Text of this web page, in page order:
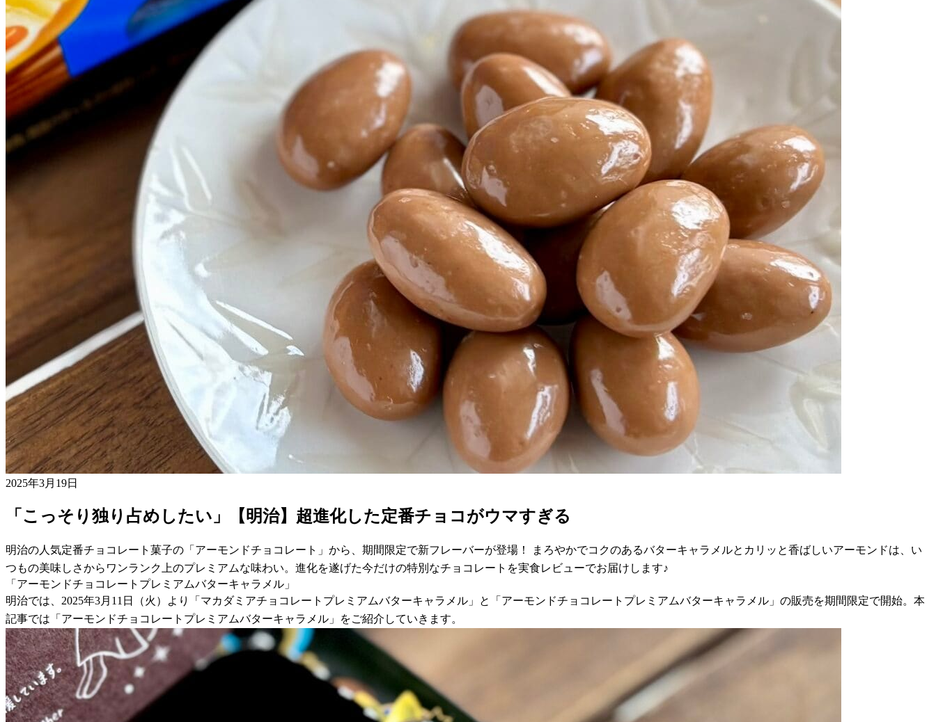
2025年3月19日
「こっそり独り占めしたい」【明治】超進化した定番チョコがウマすぎる
明治の人気定番チョコレート菓子の「アーモンドチョコレート」から、期間限定で新フレーバーが登場！ まろやかでコクのあるバターキャラメルとカリッと香ばしいアーモンドは、い
つもの美味しさからワンランク上のプレミアムな味わい。進化を遂げた今だけの特別なチョコレートを実食レビューでお届けします♪
「アーモンドチョコレートプレミアムバターキャラメル」
明治では、2025年3月11日（火）より「マカダミアチョコレートプレミアムバターキャラメル」と「アーモンドチョコレートプレミアムバターキャラメル」の販売を期間限定で開始。本
記事では「アーモンドチョコレートプレミアムバターキャラメル」をご紹介していきます。